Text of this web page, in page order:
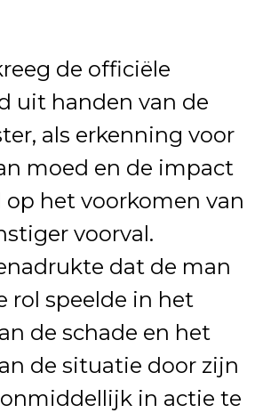
de officiële
uit handen van de
als erkenning voor
moed en de impact
het voorkomen van
voorval.
dat de man
rol speelde in het
de schade en het
de situatie door zijn
in actie te